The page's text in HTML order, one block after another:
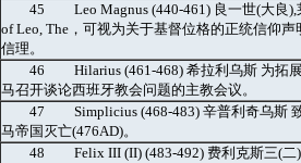
45 Leo Magnus (440-461) 良一世(大良),
of Leo, The，可视为关于基督位格的正统信仰
信理。
46 Hilarius (461-468) 希拉利乌斯 为拓展
马召开谈论西班牙教会问题的主教会议。
47 Simplicius (468-483) 辛普利奇乌斯
马帝国灭亡(476AD)。
48 Felix III (II) (483-492) 费利克斯三(二)